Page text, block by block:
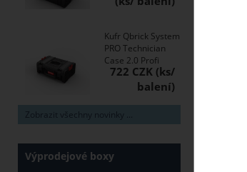
Kufr Qbrick System
PRO Technician
Case 2.0 Profi
722 CZK
Zobrazit všechny novinky ...
Výprodejové boxy